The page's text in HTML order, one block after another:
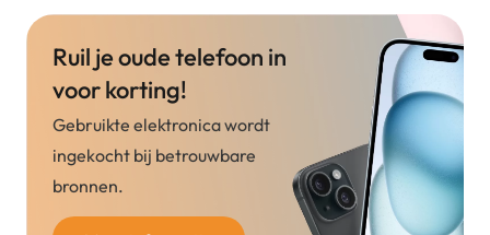
Ruil je oude telefoon in
voor korting!
Gebruikte elektronica wordt
ingekocht bij betrouwbare
bronnen.